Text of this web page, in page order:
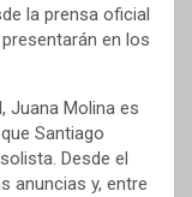
la prensa oficial
en los
Juana Molina es
Santiago
Desde el
anuncias y, entre